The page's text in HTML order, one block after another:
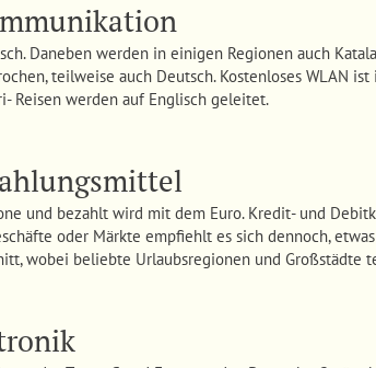
Daneben werden in einigen Regionen auch
teilweise auch Deutsch. Kostenloses WLAN
Reisen werden auf Englisch geleitet.
und bezahlt wird mit dem Euro. Kredit- und
oder Märkte empfiehlt es sich dennoch,
wobei beliebte Urlaubsregionen und Großstädte